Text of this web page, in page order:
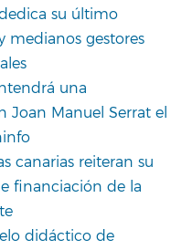
dedica su último
medianos gestores
una
Joan Manuel Serrat el
canarias reiteran su
financiación de la
didáctico de